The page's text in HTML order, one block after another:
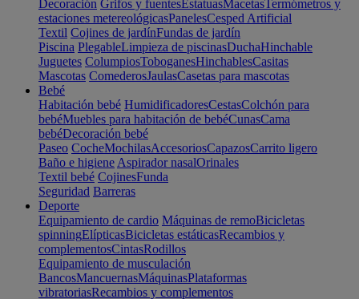
Decoración Grifos y fuentesEstatuasMacetasTermómetros y
estaciones metereológicasPanelesCesped Artificial
Textil Cojines de jardínFundas de jardín
Piscina PlegableLimpieza de piscinasDuchaHinchable
Juguetes ColumpiosToboganesHinchablesCasitas
Mascotas ComederosJaulasCasetas para mascotas
Bebé
Habitación bebé HumidificadoresCestasColchón para
bebéMuebles para habitación de bebéCunasCama
bebéDecoración bebé
Paseo CocheMochilasAccesoriosCapazosCarrito ligero
Baño e higiene Aspirador nasalOrinales
Textil bebé CojinesFunda
Seguridad Barreras
Deporte
Equipamiento de cardio Máquinas de remoBicicletas
spinningElípticasBicicletas estáticasRecambios y
complementosCintasRodillos
Equipamiento de musculación
BancosMancuernasMáquinasPlataformas
vibratoriasRecambios y complementos